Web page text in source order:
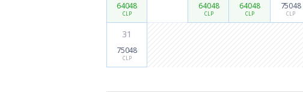
64048
CLP
64048
CLP
64048
CLP
75048
CLP
31
75048
CLP